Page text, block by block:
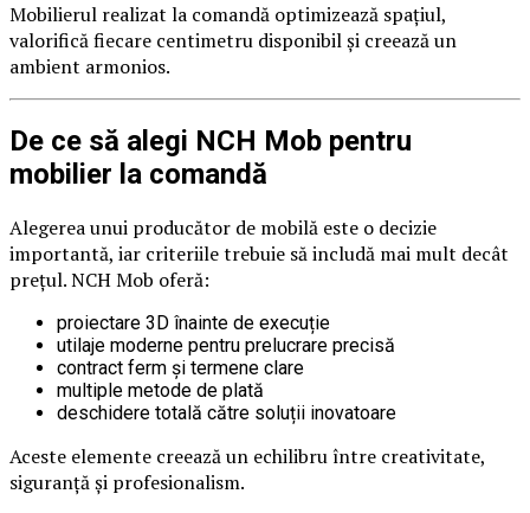
Mobilierul realizat la comandă optimizează spațiul,
valorifică fiecare centimetru disponibil și creează un
ambient armonios.
De ce să alegi NCH Mob pentru
mobilier la comandă
Alegerea unui producător de mobilă este o decizie
importantă, iar criteriile trebuie să includă mai mult decât
prețul. NCH Mob oferă:
proiectare 3D înainte de execuție
utilaje moderne pentru prelucrare precisă
contract ferm și termene clare
multiple metode de plată
deschidere totală către soluții inovatoare
Aceste elemente creează un echilibru între creativitate,
siguranță și profesionalism.